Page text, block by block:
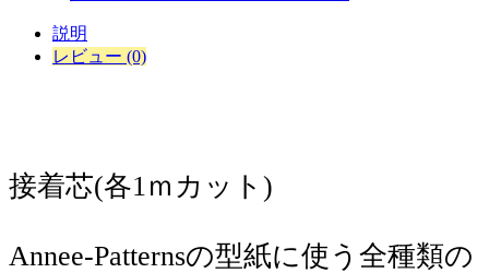
説明
レビュー (0)
接着芯(各1ｍカット)
Annee-Patternsの型紙に使う全種類の